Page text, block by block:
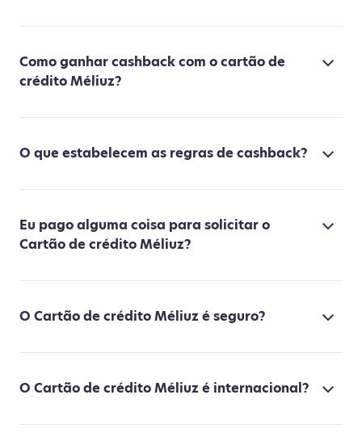
Como ganhar cashback com o cartão de
crédito Méliuz?
O que estabelecem as regras de cashback?
Eu pago alguma coisa para solicitar o
Cartão de crédito Méliuz?
O Cartão de crédito Méliuz é seguro?
O Cartão de crédito Méliuz é internacional?